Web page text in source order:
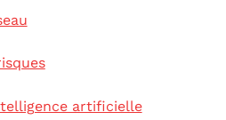
artificielle